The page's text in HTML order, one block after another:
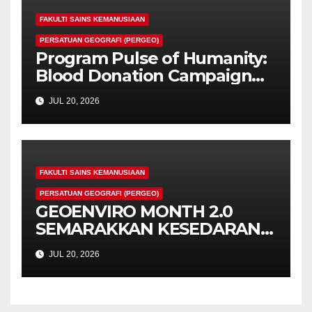
FAKULTI SAINS KEMANUSIAAN
PERSATUAN GEOGRAFI (PERGEO)
Program Pulse of Humanity:
Blood Donation Campaign
Memperkukuh
Tanggungjawab Sosial
Mahasiswa UPSI
JUL 20, 2026
FAKULTI SAINS KEMANUSIAAN
PERSATUAN GEOGRAFI (PERGEO)
GEOENVIRO MONTH 2.0
SEMARAKKAN KESEDARAN
ALAM SEKITAR DAN
PEMBANGUNAN LESTARI
JUL 20, 2026